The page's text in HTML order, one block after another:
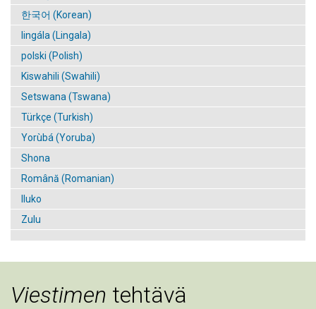
한국어 (Korean)
lingála (Lingala)
polski (Polish)
Kiswahili (Swahili)
Setswana (Tswana)
Türkçe (Turkish)
Yorùbá (Yoruba)
Shona
Română (Romanian)
Iluko
Zulu
Viestimen tehtävä